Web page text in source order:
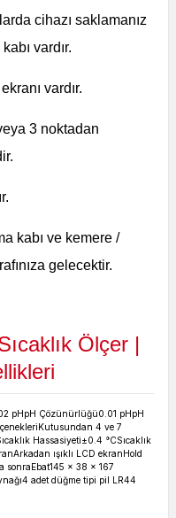
cihazı saklamanız
vardır.
vardır.
3 noktadan
kabı ve kemere /
gelecektir.
Ölçer |
pH pH Çözünürlüğü0.01 pH pH
Kutusundan 4 ve 7
Hassasiyeti±0.4 °CSıcaklık
Arkadan ışıklı LCD ekran Hold
sonra Ebat145 x 38 x 167
4 adet düğme tipi pil LR44